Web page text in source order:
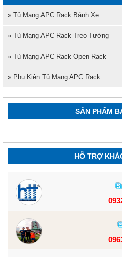
» Tủ Mạng APC Rack Bánh Xe
» Tủ Mạng APC Rack Treo Tường
» Tủ Mạng APC Rack Open Rack
» Phụ Kiện Tủ Mạng APC Rack
SẢN PHẨM
HỖ TRỢ